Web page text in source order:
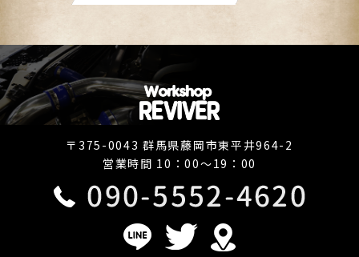
〒375-0043 群馬県藤岡市東平井964-2
営業時間 10：00～19：00